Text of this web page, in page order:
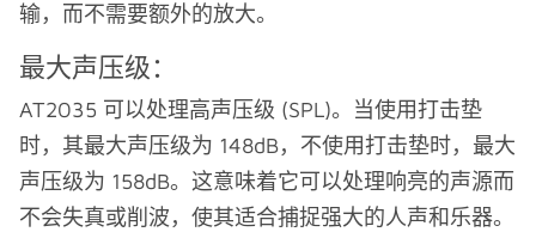
输，而不需要额外的放大。
最大声压级：
AT2035 可以处理高声压级 (SPL)。当使用打击垫
时，其最大声压级为 148dB，不使用打击垫时，最大
声压级为 158dB。这意味着它可以处理响亮的声源而
不会失真或削波，使其适合捕捉强大的人声和乐器。